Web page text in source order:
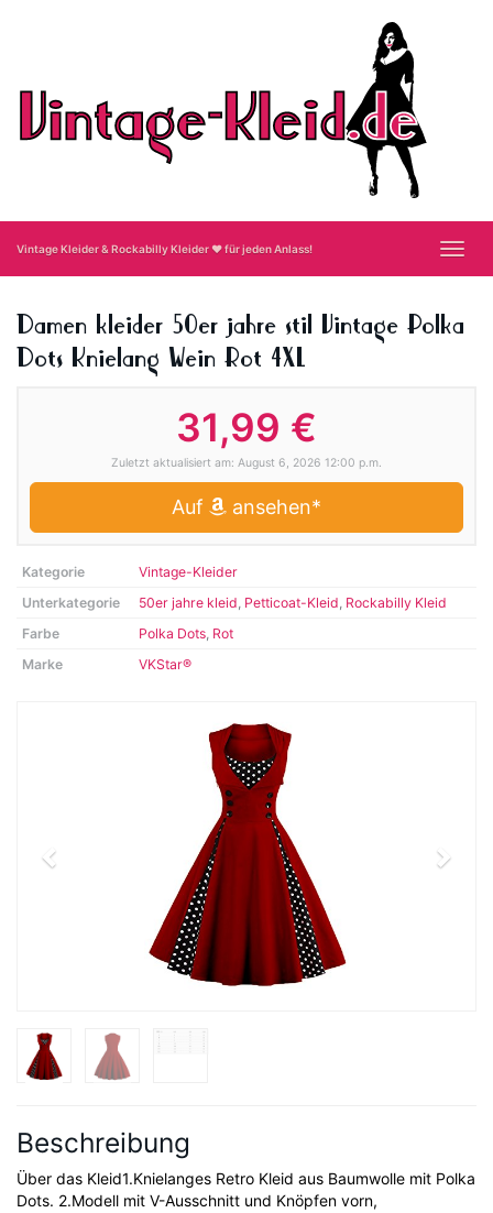
Vintage Kleider & Rockabilly Kleider ❤ für jeden Anlass!
Damen kleider 50er jahre stil Vintage Polka
Dots Knielang Wein Rot 4XL
31,99 €
Zuletzt aktualisiert am: August 6, 2026 12:00 p.m.
Auf ansehen*
Kategorie
Vintage-Kleider
Unterkategorie
50er jahre kleid, Petticoat-Kleid, Rockabilly Kleid
Farbe
Polka Dots, Rot
Marke
VKStar®
Beschreibung
Über das Kleid1.Knielanges Retro Kleid aus Baumwolle mit Polka
Dots. 2.Modell mit V-Ausschnitt und Knöpfen vorn,